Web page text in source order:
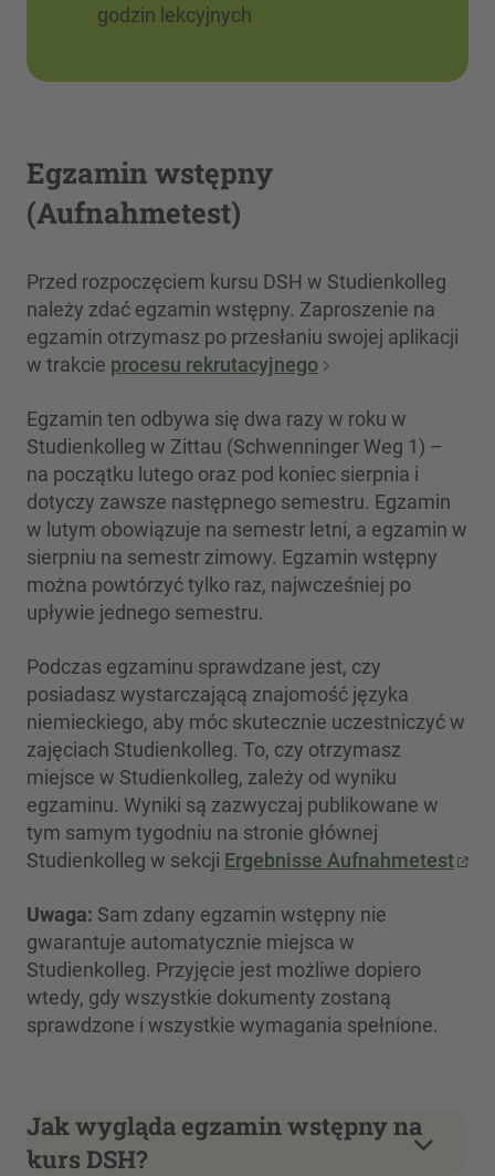
godzin lekcyjnych
Egzamin wstępny
(Aufnahmetest)
Przed rozpoczęciem kursu DSH w Studienkolleg
należy zdać egzamin wstępny. Zaproszenie na
egzamin otrzymasz po przesłaniu swojej aplikacji
w trakcie procesu rekrutacyjnego
Egzamin ten odbywa się dwa razy w roku w
Studienkolleg w Zittau (Schwenninger Weg 1) –
na początku lutego oraz pod koniec sierpnia i
dotyczy zawsze następnego semestru. Egzamin
w lutym obowiązuje na semestr letni, a egzamin w
sierpniu na semestr zimowy. Egzamin wstępny
można powtórzyć tylko raz, najwcześniej po
upływie jednego semestru.
Podczas egzaminu sprawdzane jest, czy
posiadasz wystarczającą znajomość języka
niemieckiego, aby móc skutecznie uczestniczyć w
zajęciach Studienkolleg. To, czy otrzymasz
miejsce w Studienkolleg, zależy od wyniku
egzaminu. Wyniki są zazwyczaj publikowane w
tym samym tygodniu na stronie głównej
Studienkolleg w sekcji Ergebnisse Aufnahmetest
Uwaga: Sam zdany egzamin wstępny nie
gwarantuje automatycznie miejsca w
Studienkolleg. Przyjęcie jest możliwe dopiero
wtedy, gdy wszystkie dokumenty zostaną
sprawdzone i wszystkie wymagania spełnione.
Jak wygląda egzamin wstępny na
kurs DSH?